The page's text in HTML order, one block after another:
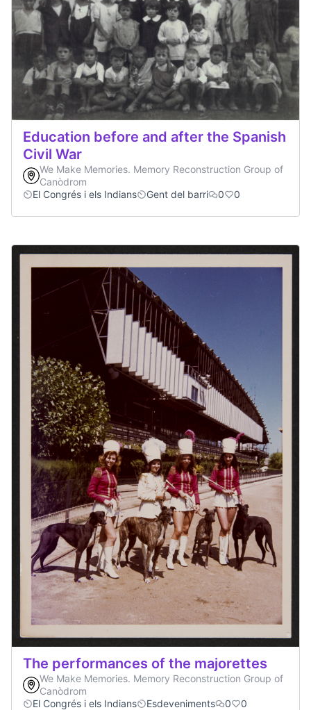
Education before and after the Spanish
Civil War
We Make Memories. Memory Reconstruction Group of
Canòdrom
El Congrés i els Indians
Gent del barri 0 0
The performances of the majorettes
We Make Memories. Memory Reconstruction Group of
Canòdrom
El Congrés i els Indians
Esdeveniments 0 0